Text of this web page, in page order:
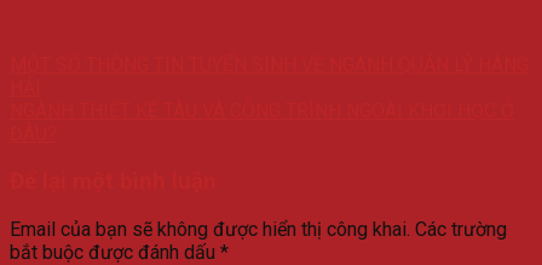
Email của bạn sẽ không được hiển thị công khai. Các trường
bắt buộc được đánh dấu *